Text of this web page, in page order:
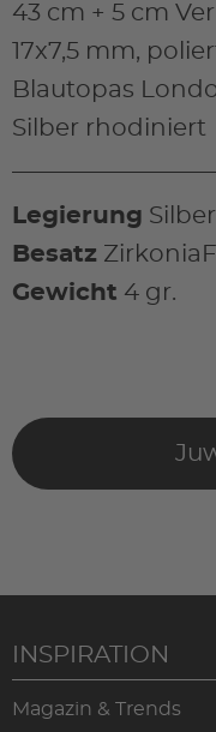
43 cm + 5 cm
17x7,5 mm,
Blautopas
Silber rhodiniert
Legierung Silber
Besatz
Gewicht 4 gr.
INSPIRATION
Magazin & Trends